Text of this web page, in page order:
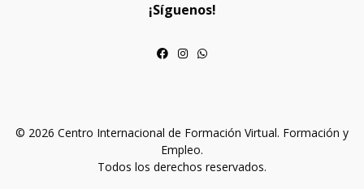
¡Síguenos!
© 2026 Centro Internacional de Formación Virtual. Formación y
Empleo.
Todos los derechos reservados.